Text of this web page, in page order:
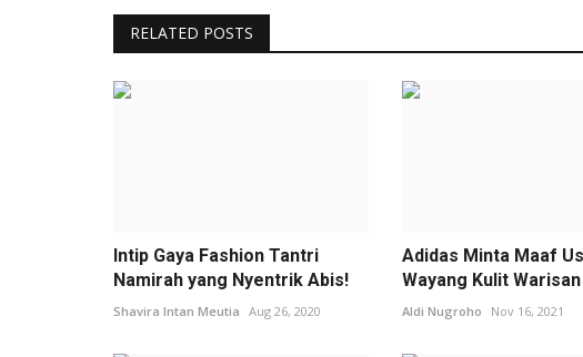
RELATED POSTS
Intip Gaya Fashion Tantri
Namirah yang Nyentrik Abis!
Shavira Intan Meutia Aug 26, 2020
Adidas Minta Maaf
Wayang Kulit Warisan
Aldi Nugroho Nov 16, 2021